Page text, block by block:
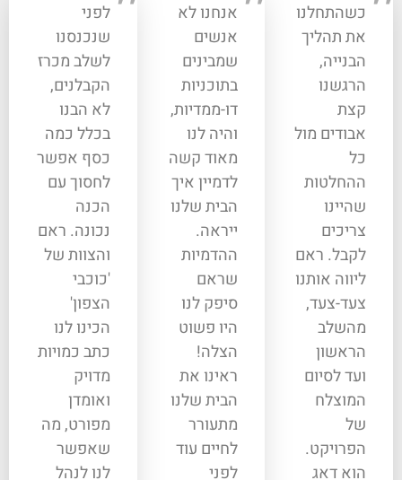
כשהתחלנו
את תהליך
הבנייה,
הרגשנו
קצת
אבודים מול
כל
ההחלטות
שהיינו
צריכים
לקבל. ראם
ליווה אותנו
צעד-צעד,
מהשלב
הראשון
ועד לסיום
המוצלח
של
הפרויקט.
הוא דאג
אנחנו לא
אנשים
שמבינים
בתוכניות
דו-ממדיות,
והיה לנו
מאוד קשה
לדמיין איך
הבית שלנו
ייראה.
ההדמיות
שראם
סיפק לנו
היו פשוט
הצלה!
ראינו את
הבית שלנו
מתעורר
לחיים עוד
לפני
לפני
שנכנסנו
לשלב מכרז
הקבלנים,
לא הבנו
בכלל כמה
כסף אפשר
לחסוך עם
הכנה
נכונה. ראם
והצוות של
'כוכבי
הצפון'
הכינו לנו
כתב כמויות
מדויק
ואומדן
מפורט, מה
שאפשר
לנו לנהל